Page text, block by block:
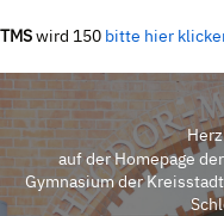
TMSwird 150 bitte hier
auf der Homepage
Gymnasium der